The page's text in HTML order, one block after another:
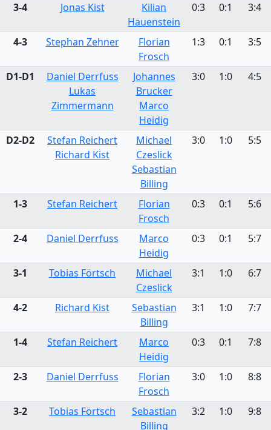
3-4 Jonas Kist
Kilian
Hauenstein
0:3 0:1 3:4
4-3 Stephan Zehner
Florian
Frosch
1:3 0:1 3:5
D1-D1
Daniel Derrfuss
Lukas
Zimmermann
Johannes
Brucker
Marco
Heidig
3:0 1:0 4:5
D2-D2
Stefan Reichert
Richard Kist
Michael
Czeslick
Sebastian
Billing
3:0 1:0 5:5
1-3 Stefan Reichert
Florian
Frosch
0:3 0:1 5:6
2-4 Daniel Derrfuss
Marco
Heidig
0:3 0:1 5:7
3-1 Tobias Förtsch
Michael
Czeslick
3:1 1:0 6:7
4-2 Richard Kist
Sebastian
Billing
3:1 1:0 7:7
1-4 Stefan Reichert
Marco
Heidig
0:3 0:1 7:8
2-3 Daniel Derrfuss
Florian
Frosch
3:0 1:0 8:8
3-2 Tobias Förtsch
Sebastian
Billing
3:2 1:0 9:8